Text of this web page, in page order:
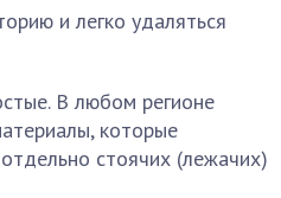
и легко удаляться
В любом регионе
которые
стоячих (лежачих)